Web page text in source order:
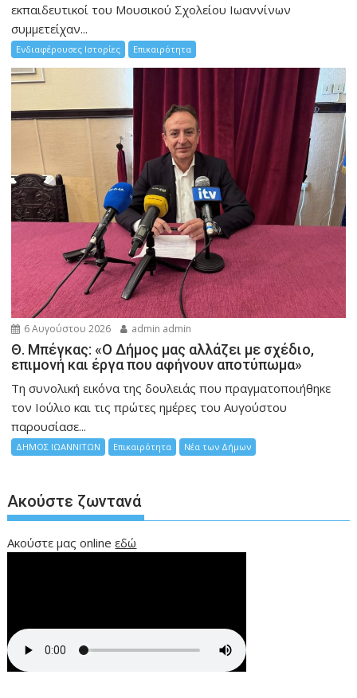
εκπαιδευτικοί του Μουσικού Σχολείου Ιωαννίνων
συμμετείχαν...
Ενδιαφέρουσες Ιστορίες Επικαιρότητα
6 Αυγούστου 2026 admin admin
Θ. Μπέγκας: «Ο Δήμος μας αλλάζει με σχέδιο,
επιμονή και έργα που αφήνουν αποτύπωμα»
Τη συνολική εικόνα της δουλειάς που πραγματοποιήθηκε
τον Ιούλιο και τις πρώτες ημέρες του Αυγούστου
παρουσίασε...
ΔΗΜΟΣ ΙΩΑΝΝΙΤΩΝ Επικαιρότητα Νέα των Δήμων
Ακούστε ζωντανά
Ακούστε μας onlineεδώ